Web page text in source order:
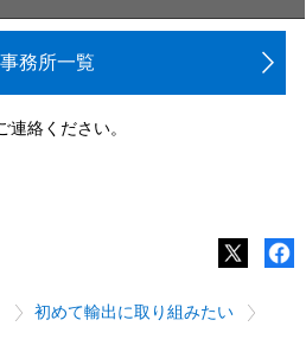
務所一覧
絡ください。
初めて輸出に取り組みたい